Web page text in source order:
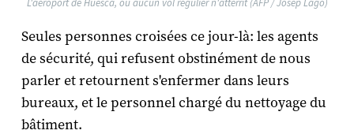
L'aéroport de Huesca, où aucun vol régulier n'atterrit (AFP / Josep Lago)
Seules personnes croisées ce jour-là: les agents
de sécurité, qui refusent obstinément de nous
parler et retournent s'enfermer dans leurs
bureaux, et le personnel chargé du nettoyage du
bâtiment.